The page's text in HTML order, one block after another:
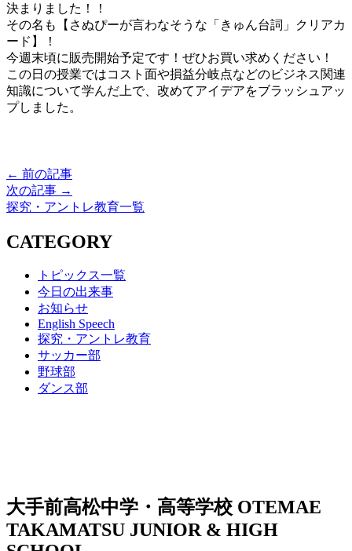
決まりました！！
その名も【さぬぴーが言わなそうな「きゅん台詞」クリアカ
ード】！
今週末頃に販売開始予定です！ぜひお買い求めください！
この日の授業ではコスト面や損益分岐点などのビジネス関連
知識について学んだ上で、改めてアイデアをブラッシュアッ
プしました。
← 前の記事
次の記事 →
探究・アントレ教育一覧
CATEGORY
トピックス一覧
今日の出来事
お知らせ
English Speech
探究・アントレ教育
サッカー部
野球部
ダンス部
大手前高松中学・高等学校 OTEMAE
TAKAMATSU JUNIOR & HIGH